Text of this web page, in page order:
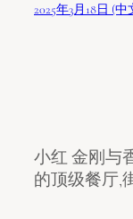
2025年3月18日 (中
小红 金刚与
的顶级餐厅,